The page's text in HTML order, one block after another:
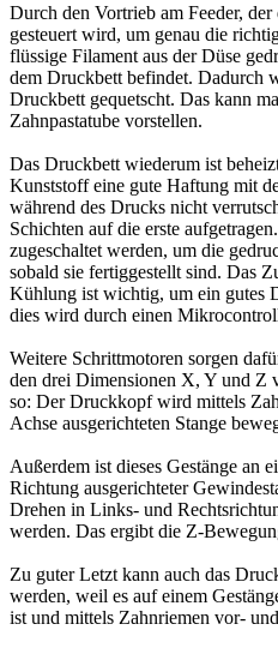
Durch den Vortrieb am Feeder,
gesteuert wird, um genau die
flüssige Filament aus der Düse
dem Druckbett befindet. Dadurch
Druckbett gequetscht. Das kann
Zahnpastatube vorstellen.
Das Druckbett wiederum ist
Kunststoff eine gute Haftung mit
während des Drucks nicht
Schichten auf die erste
zugeschaltet werden, um die
sobald sie fertiggestellt sind. Das
Kühlung ist wichtig, um ein gutes
dies wird durch einen
Weitere Schrittmotoren sorgen
den drei Dimensionen X, Y und Z
so: Der Druckkopf wird mittels
Achse ausgerichteten Stange
Außerdem ist dieses Gestänge an
Richtung ausgerichteter
Drehen in Links- und
werden. Das ergibt die Z-
Zu guter Letzt kann auch das
werden, weil es auf einem
ist und mittels Zahnriemen vor-